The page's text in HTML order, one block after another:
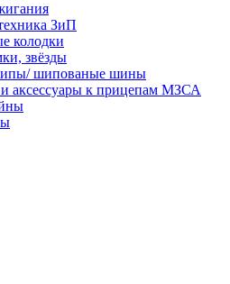
ЗиП
колодки
звёзды
шипованые шины
и аксессуары к прицепам МЗСА